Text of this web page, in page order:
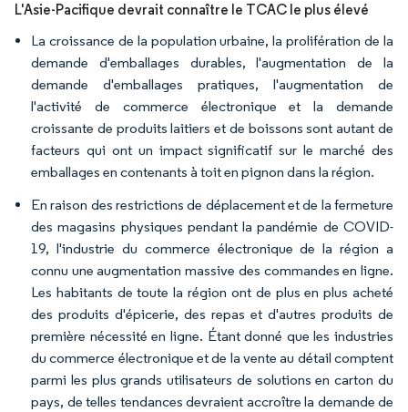
L'Asie-Pacifique devrait connaître le TCAC le plus élevé
La croissance de la population urbaine, la prolifération de la
demande d'emballages durables, l'augmentation de la
demande d'emballages pratiques, l'augmentation de
l'activité de commerce électronique et la demande
croissante de produits laitiers et de boissons sont autant de
facteurs qui ont un impact significatif sur le marché des
emballages en contenants à toit en pignon dans la région.
En raison des restrictions de déplacement et de la fermeture
des magasins physiques pendant la pandémie de COVID-
19, l'industrie du commerce électronique de la région a
connu une augmentation massive des commandes en ligne.
Les habitants de toute la région ont de plus en plus acheté
des produits d'épicerie, des repas et d'autres produits de
première nécessité en ligne. Étant donné que les industries
du commerce électronique et de la vente au détail comptent
parmi les plus grands utilisateurs de solutions en carton du
pays, de telles tendances devraient accroître la demande de